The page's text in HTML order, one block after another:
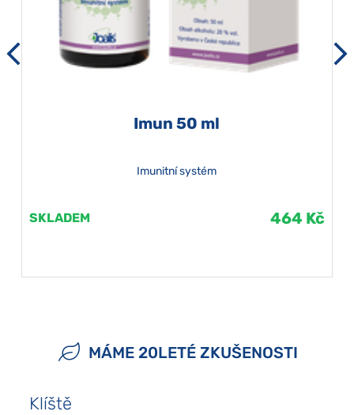
Imun 50 ml
Imunitní systém
SKLADEM 464 Kč
MÁME 20LETÉ ZKUŠENOSTI
Klíště